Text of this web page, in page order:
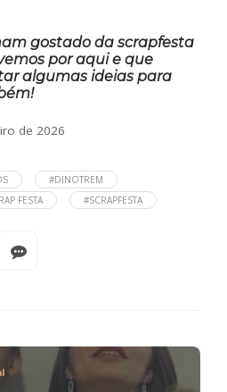
gostado da scrapfesta
por aqui e que
algumas ideias para
de 2026
#DINOTREM
FESTA #SCRAPFESTA